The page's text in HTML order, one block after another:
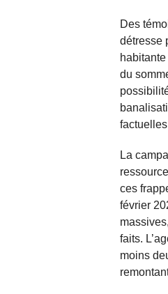
Des
détresse
du
La
ces
février
faits.
moins